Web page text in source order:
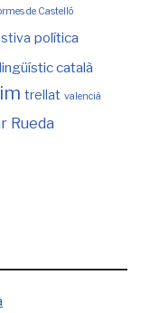
de Castelló
política
català
trellat valencià
Rueda